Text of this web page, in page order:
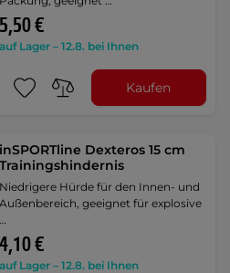
5,50 €
auf Lager – 12.8. bei Ihnen
Kaufen
inSPORTline Dexteros 15 cm
Trainingshindernis
Niedrigere Hürde für den Innen- und
Außenbereich, geeignet für explosive
…
4,10 €
auf Lager – 12.8. bei Ihnen